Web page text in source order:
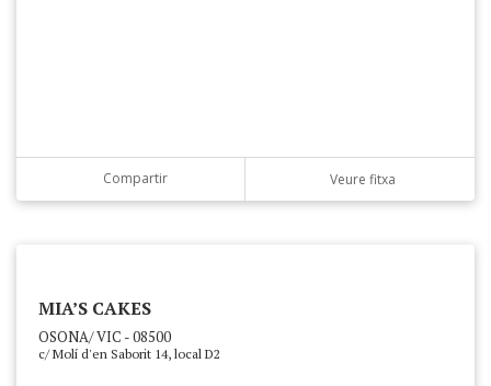
Compartir Veure fitxa
MIA’S CAKES
OSONA/ VIC - 08500
c/ Molí d'en Saborit 14, local D2